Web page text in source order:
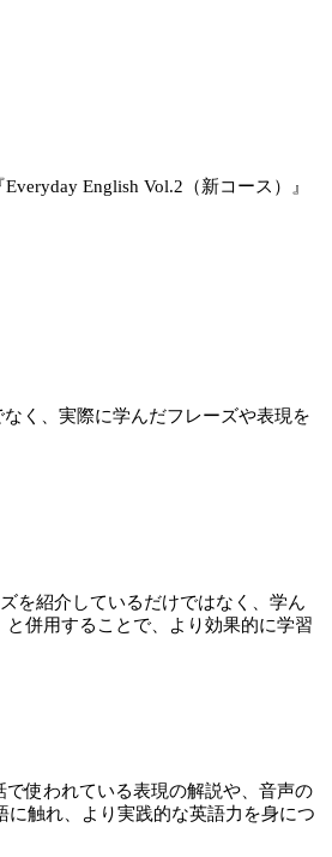
English Vol.2（新コース）』
く、実際に学んだフレーズや表現を
を紹介しているだけではなく、学ん
併用することで、より効果的に学習
使われている表現の解説や、音声の
触れ、より実践的な英語力を身につ